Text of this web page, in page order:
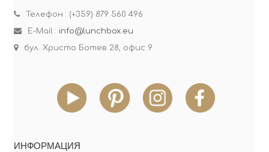
Телефон : (+359) 879 560 496
E-Mail : info@lunchbox.eu
бул. Христо Ботев 28, офис 9
ИНФОРМАЦИЯ